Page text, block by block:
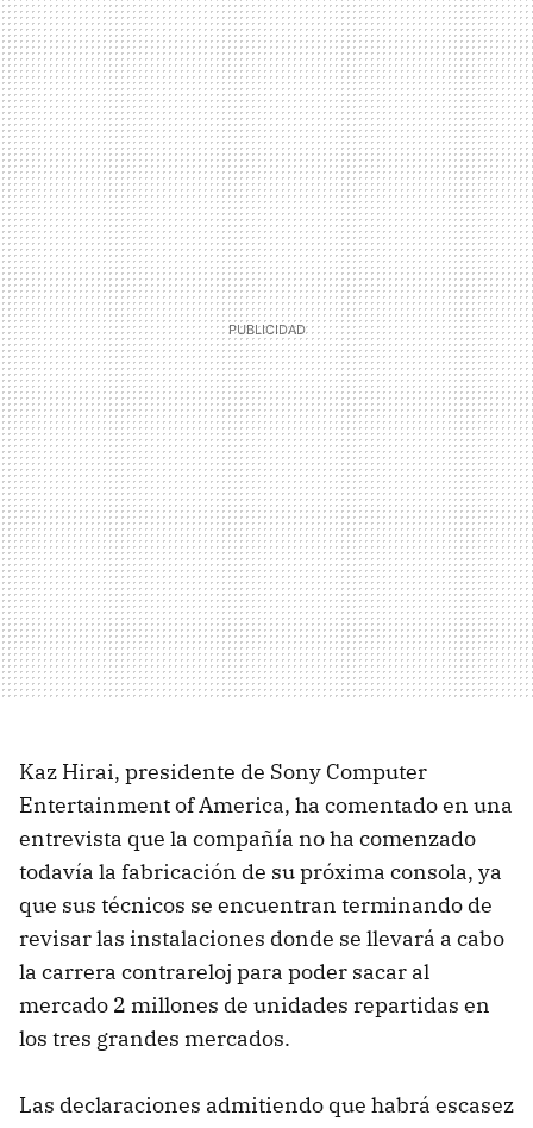
Kaz Hirai, presidente de Sony Computer
Entertainment of America, ha comentado en una
entrevista que la compañía no ha comenzado
todavía la fabricación de su próxima consola, ya
que sus técnicos se encuentran terminando de
revisar las instalaciones donde se llevará a cabo
la carrera contrareloj para poder sacar al
mercado 2 millones de unidades repartidas en
los tres grandes mercados.
Las declaraciones admitiendo que habrá escasez